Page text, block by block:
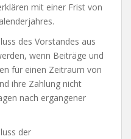
mit einer Frist von
des Vorstandes aus
wenn Beiträge und
für einen Zeitraum von
ihre Zahlung nicht
nach ergangener
der